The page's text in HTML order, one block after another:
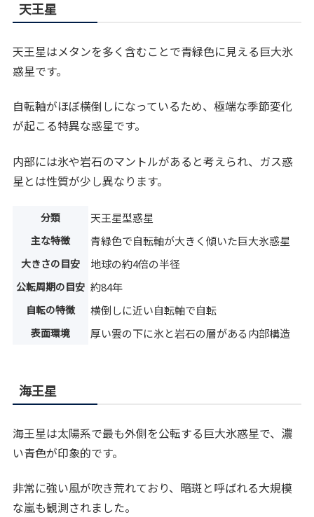
天王星
天王星はメタンを多く含むことで青緑色に見える巨大氷
惑星です。
自転軸がほぼ横倒しになっているため、極端な季節変化
が起こる特異な惑星です。
内部には氷や岩石のマントルがあると考えられ、ガス惑
星とは性質が少し異なります。
分類 天王星型惑星
主な特徴 青緑色で自転軸が大きく傾いた巨大氷惑星
大きさの目安 地球の約4倍の半径
公転周期の目安 約84年
自転の特徴 横倒しに近い自転軸で自転
表面環境 厚い雲の下に氷と岩石の層がある内部構造
海王星
海王星は太陽系で最も外側を公転する巨大氷惑星で、濃
い青色が印象的です。
非常に強い風が吹き荒れており、暗斑と呼ばれる大規模
な嵐も観測されました。